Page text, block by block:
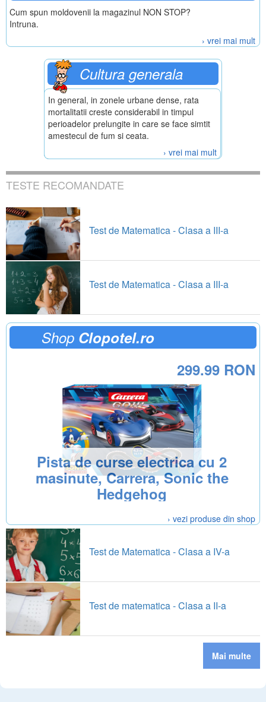
Cum spun moldovenii la magazinul NON STOP?
Intruna.
› vrei mai mult
Cultura generala
In general, in zonele urbane dense, rata
mortalitatii creste considerabil in timpul
perioadelor prelungite in care se face simtit
amestecul de fum si ceata.
› vrei mai mult
TESTE RECOMANDATE
Test de Matematica - Clasa a III-a
Test de Matematica - Clasa a III-a
Shop Clopotel.ro
Pista de curse electrica cu 2
masinute, Carrera, Sonic the
Hedgehog
299.99 RON
› vezi produse din shop
Test de Matematica - Clasa a IV-a
Test de matematica - Clasa a II-a
Mai multe